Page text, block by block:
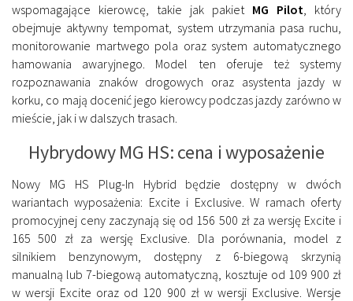
wspomagające kierowcę, takie jak pakiet MG Pilot , który
obejmuje aktywny tempomat, system utrzymania pasa ruchu,
monitorowanie martwego pola oraz system automatycznego
hamowania awaryjnego. Model ten oferuje też systemy
rozpoznawania znaków drogowych oraz asystenta jazdy w
korku, co mają docenić jego kierowcy podczas jazdy zarówno w
mieście, jak i w dalszych trasach.
Hybrydowy MG HS: cena i wyposażenie
Nowy MG HS Plug-In Hybrid będzie dostępny w dwóch
wariantach wyposażenia: Excite i Exclusive. W ramach oferty
promocyjnej ceny zaczynają się od 156 500 zł za wersję Excite i
165 500 zł za wersję Exclusive. Dla porównania, model z
silnikiem benzynowym, dostępny z 6-biegową skrzynią
manualną lub 7-biegową automatyczną, kosztuje od 109 900 zł
w wersji Excite oraz od 120 900 zł w wersji Exclusive. Wersje